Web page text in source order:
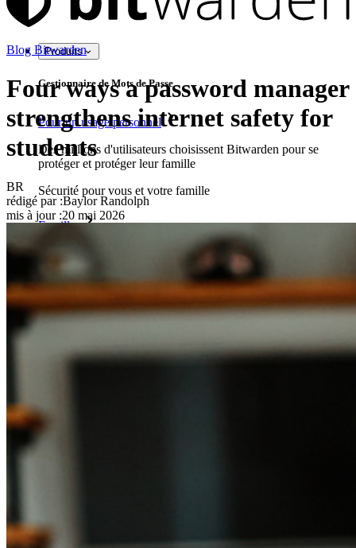
Produits
Gestionnaire de Mots de Passe
Pour un usage personnel
Des millions d'utilisateurs choisissent Bitwarden pour se
protéger et protéger leur famille
Sécurité pour vous et votre famille
Familles
D'innombrables entreprises choisissent Bitwarden pour
sécuriser leurs intérêts.
Entreprise
Produits pour Développeurs
Gestion des secrets chiffrée de bout en bout pour le
développement, DevOps et les équipes IT.
Blog Bitwarden
Four ways a password manager
strengthens internet safety for
students
BR
rédigé par :Baylor Randolph
mis à jour:20 mai 2026